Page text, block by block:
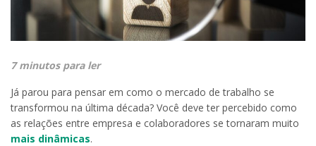
7 minutos para ler
Já parou para pensar em como o mercado de trabalho se
transformou na última década? Você deve ter percebido como
as relações entre empresa e colaboradores se tornaram muito
mais dinâmicas.